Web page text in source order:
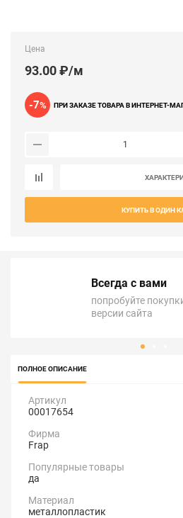
Цена
93.00 ₽/м
-7% ПРИ ЗАКАЗЕ ТОВАРА В ИНТЕРНЕТ-
КУПИТЬ В ОДИН
Всегда с вами
попробуйте
версии сайта
ПОЛНОЕ ОПИСАНИЕ
Артикул
00017654
Фирма
Frap
Популярные товары
да
Материал
металлопластик